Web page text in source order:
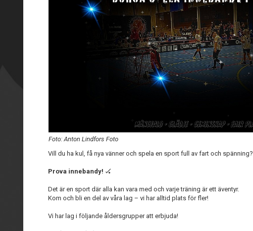
Foto: Anton Lindfors Foto
Vill du ha kul, få nya vänner och spela en sport full av fart och spänning?
Prova innebandy! 🏑
Det är en sport där alla kan vara med och varje träning är ett äventyr.
Kom och bli en del av våra lag – vi har alltid plats för fler!
Vi har lag i följande åldersgrupper att erbjuda!